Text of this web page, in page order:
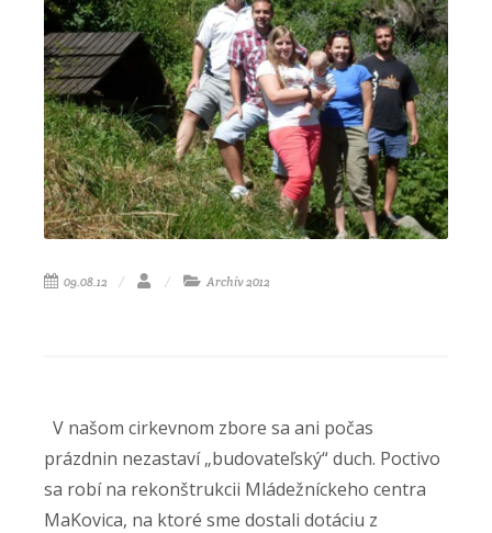
09.08.12 Archív 2012
V našom cirkevnom zbore sa ani počas
prázdnin nezastaví „budovateľský“ duch. Poctivo
sa robí na rekonštrukcii Mládežníckeho centra
MaKovica, na ktoré sme dostali dotáciu z